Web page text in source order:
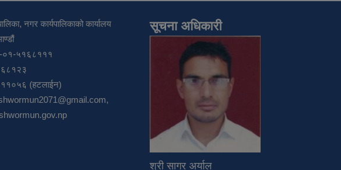
नगर कार्यपालिकाको कार्यालय
०१-५१६८१११
(हटलाईन)
,
सूचना अधिकारी
श्री सागर अर्याल